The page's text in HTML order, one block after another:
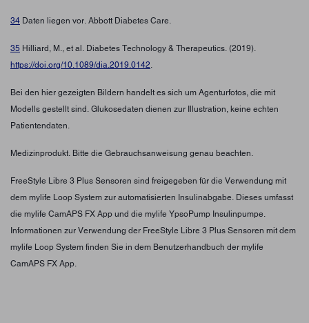
34 Daten liegen vor. Abbott Diabetes Care.
35 Hilliard, M., et al. Diabetes Technology & Therapeutics. (2019).
https://doi.org/10.1089/dia.2019.0142.
Bei den hier gezeigten Bildern handelt es sich um Agenturfotos, die mit
Modells gestellt sind. Glukosedaten dienen zur Illustration, keine echten
Patientendaten.
Medizinprodukt. Bitte die Gebrauchsanweisung genau beachten.
FreeStyle Libre 3 Plus Sensoren sind freigegeben für die Verwendung mit
dem mylife Loop System zur automatisierten Insulinabgabe. Dieses umfasst
die mylife CamAPS FX App und die mylife YpsoPump Insulinpumpe.
Informationen zur Verwendung der FreeStyle Libre 3 Plus Sensoren mit dem
mylife Loop System finden Sie in dem Benutzerhandbuch der mylife
CamAPS FX App.